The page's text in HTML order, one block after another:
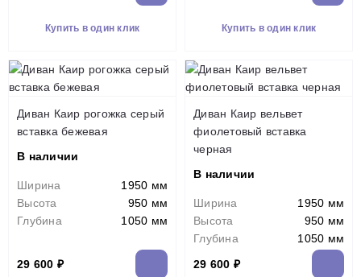
Купить в один клик Купить в один клик
Диван Каир рогожка серый
вставка бежевая
В наличии
Ширина
1950 мм
Высота
950 мм
Глубина
1050 мм
29 600 ₽
Диван Каир вельвет
фиолетовый вставка
черная
В наличии
Ширина
1950 мм
Высота
950 мм
Глубина
1050 мм
29 600 ₽